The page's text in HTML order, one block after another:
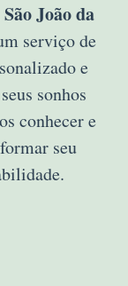
João da
serviço de
e
sonhos
conhecer e
seu